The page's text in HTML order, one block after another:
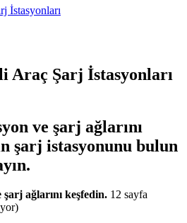
İstasyonları
Şarj İstasyonları
ve şarj ağlarını
şarj istasyonunu bulun
ağlarını keşfedin. 12 sayfa